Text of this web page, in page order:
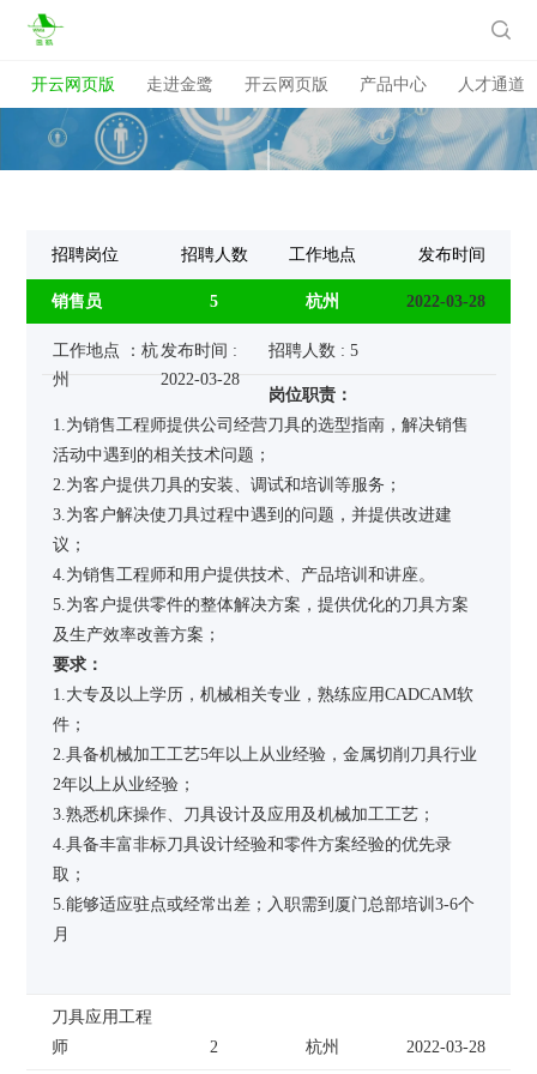
开云网页版
开云网页版 走进金鹭 开云网页版 产品中心 人才通道

招聘岗位 招聘人数 工作地点 发布时间
销售员 5 杭州 2022-03-28
工作地点 ：杭
州
发布时间 :
2022-03-28
招聘人数 : 5
岗位职责：
1.为销售工程师提供公司经营刀具的选型指南，解决销售
活动中遇到的相关技术问题；
2.为客户提供刀具的安装、调试和培训等服务；
3.为客户解决使刀具过程中遇到的问题，并提供改进建
议；
4.为销售工程师和用户提供技术、产品培训和讲座。
5.为客户提供零件的整体解决方案，提供优化的刀具方案
及生产效率改善方案；
要求：
1.大专及以上学历，机械相关专业，熟练应用CADCAM软
件；
2.具备机械加工工艺5年以上从业经验，金属切削刀具行业
2年以上从业经验；
3.熟悉机床操作、刀具设计及应用及机械加工工艺；
4.具备丰富非标刀具设计经验和零件方案经验的优先录
取；
5.能够适应驻点或经常出差；入职需到厦门总部培训3-6个
月
刀具应用工程
师
2 杭州 2022-03-28